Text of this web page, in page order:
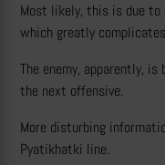
Most likely, this is due
which greatly
The enemy, apparently,
the next offensive.
More disturbing
Pyatikhatki line.